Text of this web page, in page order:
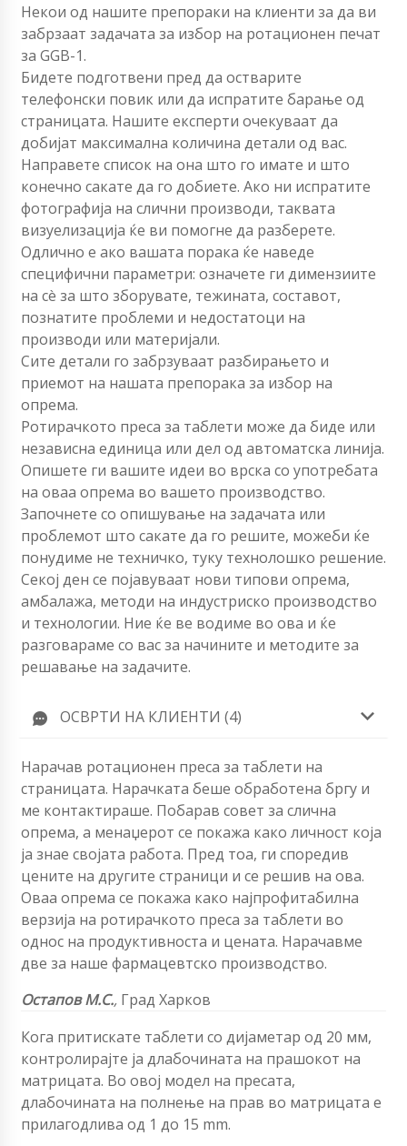
Некои од нашите препораки на клиенти за да ви
забрзаат задачата за избор на ротационен печат
за GGB-1.
Бидете подготвени пред да остварите
телефонски повик или да испратите барање од
страницата. Нашите експерти очекуваат да
добијат максимална количина детали од вас.
Направете список на она што го имате и што
конечно сакате да го добиете. Ако ни испратите
фотографија на слични производи, таквата
визуелизација ќе ви помогне да разберете.
Одлично е ако вашата порака ќе наведе
специфични параметри: означете ги димензиите
на сè за што зборувате, тежината, составот,
познатите проблеми и недостатоци на
производи или материјали.
Сите детали го забрзуваат разбирањето и
приемот на нашата препорака за избор на
опрема.
Ротирачкото преса за таблети може да биде или
независна единица или дел од автоматска линија.
Опишете ги вашите идеи во врска со употребата
на оваа опрема во вашето производство.
Започнете со опишување на задачата или
проблемот што сакате да го решите, можеби ќе
понудиме не техничко, туку технолошко решение.
Секој ден се појавуваат нови типови опрема,
амбалажа, методи на индустриско производство
и технологии. Ние ќе ве водиме во ова и ќе
разговараме со вас за начините и методите за
решавање на задачите.
ОСВРТИ НА КЛИЕНТИ (4)
Нарачав ротационен преса за таблети на
страницата. Нарачката беше обработена бргу и
ме контактираше. Побарав совет за слична
опрема, а менаџерот се покажа како личност која
ја знае својата работа. Пред тоа, ги споредив
цените на другите страници и се решив на ова.
Оваа опрема се покажа како најпрофитабилна
верзија на ротирачкото преса за таблети во
однос на продуктивноста и цената. Нарачавме
две за наше фармацевтско производство.
Остапов М.С., Град Харков
Кога притискате таблети со дијаметар од 20 мм,
контролирајте ја длабочината на прашокот на
матрицата. Во овој модел на пресата,
длабочината на полнење на прав во матрицата е
прилагодлива од 1 до 15 mm.